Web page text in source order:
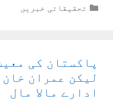
Categories
تحقیقاتی خبریں
پاکستان کی
لیکن عمران
ادارے مالا مال